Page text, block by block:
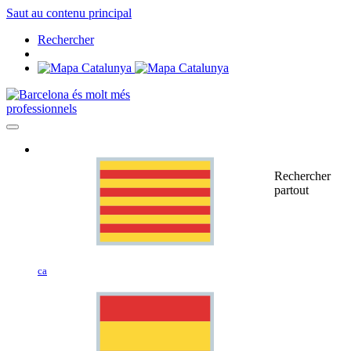
Saut au contenu principal
Rechercher
professionnels
ca
Rechercher
partout